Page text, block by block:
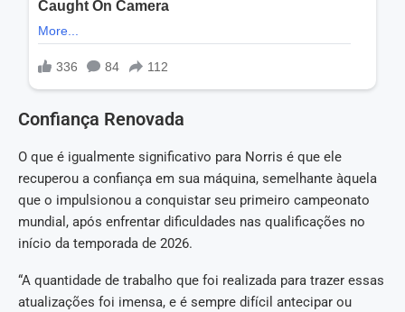
Confiança Renovada
O que é igualmente significativo para Norris é que ele
recuperou a confiança em sua máquina, semelhante àquela
que o impulsionou a conquistar seu primeiro campeonato
mundial, após enfrentar dificuldades nas qualificações no
início da temporada de 2026.
“A quantidade de trabalho que foi realizada para trazer essas
atualizações foi imensa, e é sempre difícil antecipar ou